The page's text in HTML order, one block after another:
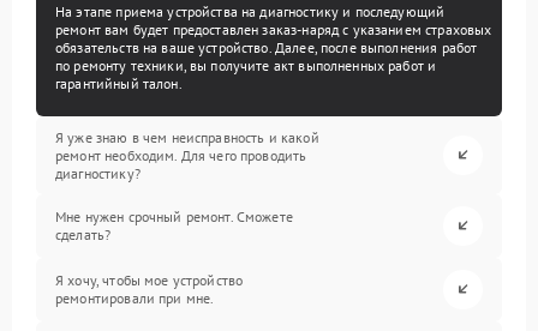
На этапе приема устройства на диагностику и последующий
ремонт вам будет предоставлен заказ-наряд с указанием страховых
обязательств на ваше устройство. Далее, после выполнения работ
по ремонту техники, вы получите акт выполненных работ и
гарантийный талон.
Я уже знаю в чем неисправность и какой
ремонт необходим. Для чего проводить
диагностику?
Мне нужен срочный ремонт. Сможете
сделать?
Я хочу, чтобы мое устройство
ремонтировали при мне.